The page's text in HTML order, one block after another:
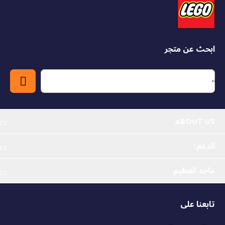
climbs the masts and keeps watch from the crow's
nest; and Sanji takes pots down the stairs to the
kitchen. Includes 4 'Wanted' posters. The LEGO
Builder app lets kids zoom in, rotate models in 3D and
track progress. Set contains 1,376 pieces.
Ship play-and-display set is a LEGO® ONE PIECE gift
anime and the Netflix ONE PIECE live action show
LEGO® boat set for young pirates – The large ship
below deck, features a crew’s cabin, a kitchen,
ابحث عن متجر
تابعنا على